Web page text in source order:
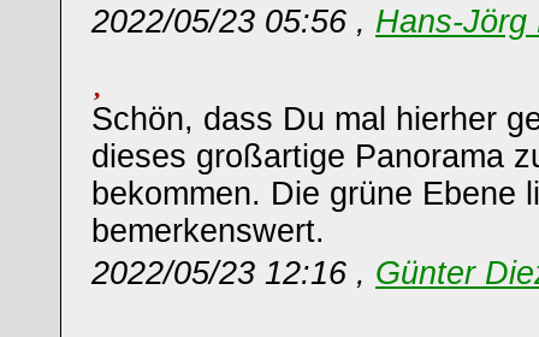
2022/05/23 05:56 , Hans-Jörg
Schön, dass Du mal hierher
dieses großartige Panorama
bekommen. Die grüne Ebene
bemerkenswert.
2022/05/23 12:16 , Günter